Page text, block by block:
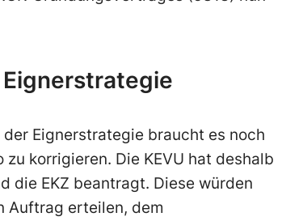
Eignerstrategie braucht es noch
korrigieren. Die KEVU hat deshalb
die EKZ beantragt. Diese würden
Auftrag erteilen, dem